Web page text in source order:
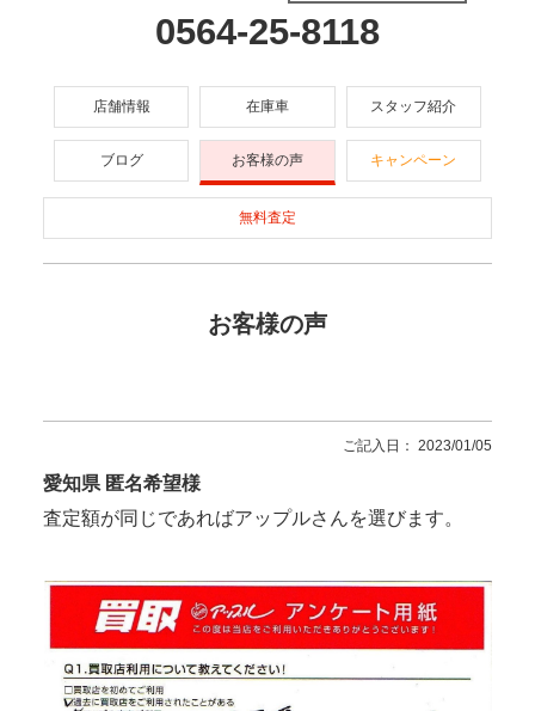
0564-25-8118
店舗情報 在庫車 スタッフ紹介
ブログ お客様の声 キャンペーン
無料査定
お客様の声
ご記入日： 2023/01/05
愛知県 匿名希望様
査定額が同じであればアップルさんを選びます。